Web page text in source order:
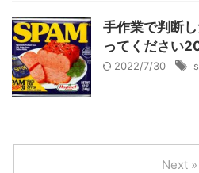
手作業で判断
ってください
2022/7/30
Next »